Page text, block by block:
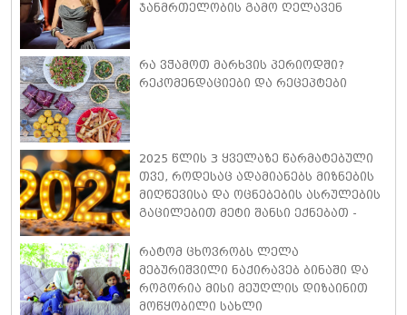
ჯანმრთელობის გამო ღელავენ
რა ვჭამოთ მარხვის პერიოდში?
რეკომენდაციები და რეცეპტები
2025 წლის 3 ყველაზე წარმატებული
თვე, როდესაც ადამიანებს მიზნების
მიღწევისა და ოცნებების ასრულების
გაცილებით მეტი შანსი ექნებათ -
რატომ ცხოვრობს ლელა
მებურიშვილი ნაქირავებ ბინაში და
როგორია მისი მეუღლის დიზაინით
მოწყობილი სახლი